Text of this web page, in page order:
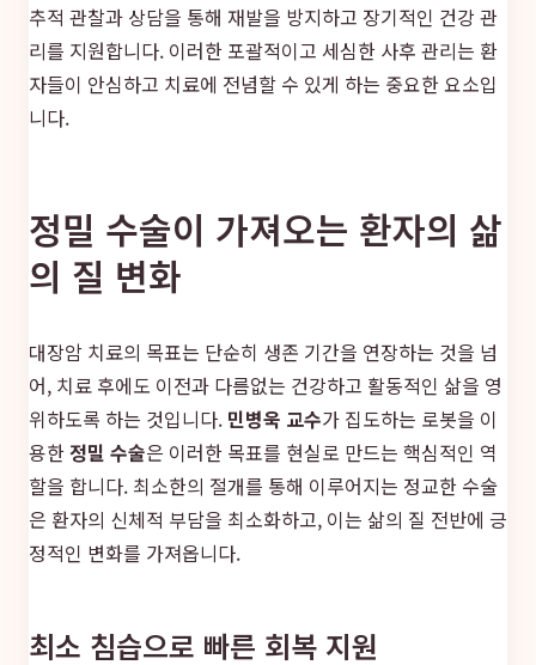
추적 관찰과 상담을 통해 재발을 방지하고 장기적인 건강 관
리를 지원합니다. 이러한 포괄적이고 세심한 사후 관리는 환
자들이 안심하고 치료에 전념할 수 있게 하는 중요한 요소입
니다.
정밀 수술이 가져오는 환자의 삶
의 질 변화
대장암 치료의 목표는 단순히 생존 기간을 연장하는 것을 넘
어, 치료 후에도 이전과 다름없는 건강하고 활동적인 삶을 영
위하도록 하는 것입니다. 민병욱 교수가 집도하는 로봇을 이
용한정밀 수술은 이러한 목표를 현실로 만드는 핵심적인 역
할을 합니다. 최소한의 절개를 통해 이루어지는 정교한 수술
은 환자의 신체적 부담을 최소화하고, 이는 삶의 질 전반에 긍
정적인 변화를 가져옵니다.
최소 침습으로 빠른 회복 지원